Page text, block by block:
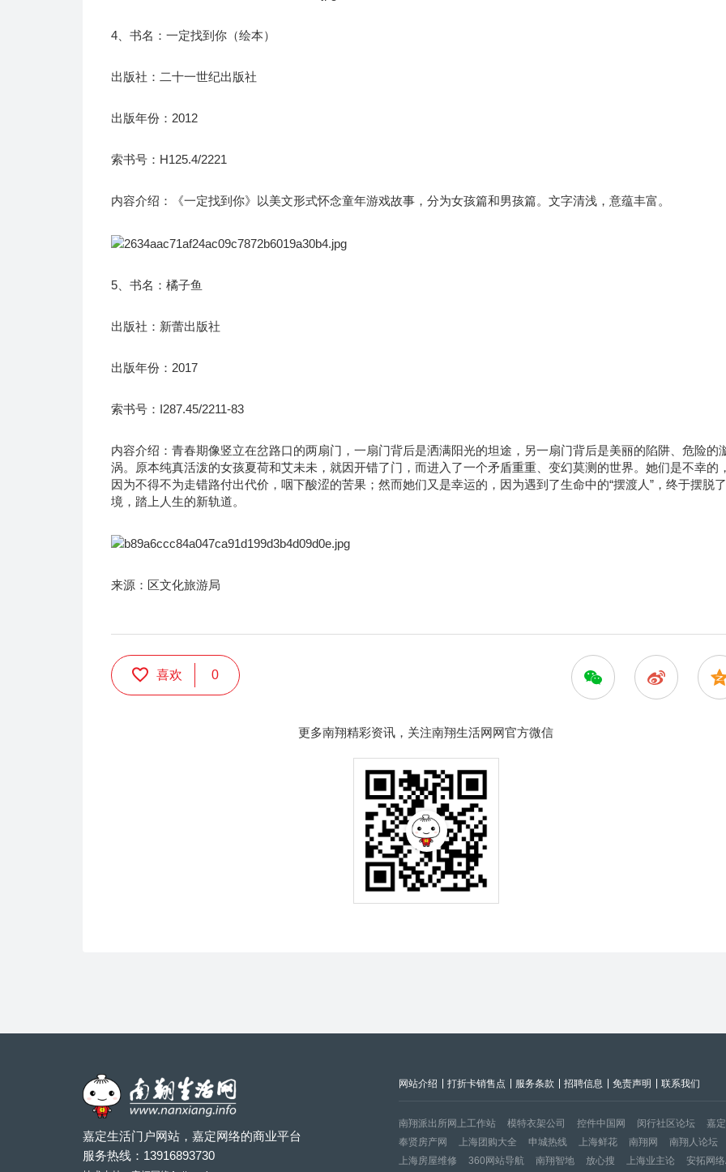
4、书名：一定找到你（绘本）
出版社：二十一世纪出版社
出版年份：2012
索书号：H125.4/2221
内容介绍：《一定找到你》以美文形式怀念童年游戏故事，分为女孩篇和男孩篇。文字清浅，意蕴丰富。
5、书名：橘子鱼
出版社：新蕾出版社
出版年份：2017
索书号：I287.45/2211-83
内容介绍：青春期像竖立在岔路口的两扇门，一扇门背后是洒满阳光的坦途，另一扇门背后是美丽的陷阱、危险的
涡。原本纯真活泼的女孩夏荷和艾未未，就因开错了门，而进入了一个矛盾重重、变幻莫测的世界。她们是不幸的
因为不得不为走错路付出代价，咽下酸涩的苦果；然而她们又是幸运的，因为遇到了生命中的“摆渡人”，终于摆脱
境，踏上人生的新轨道。
来源：区文化旅游局
喜欢 0
更多南翔精彩资讯，关注南翔生活网网官方微信
嘉定生活门户网站，嘉定网络的商业平台
服务热线： 13916893730
网站介绍 打折卡销售点 服务条款 招聘信息 免责声明 联系我们
南翔派出所网上工作站 模特衣架公司 控件中国网 闵行社区论坛
嘉
奉贤房产网
上海团购大全 申城热线 上海鲜花 南翔网
南翔人论坛
上海房屋维修
360网站导航 南翔智地 放心搜 上海业主论 安拓网